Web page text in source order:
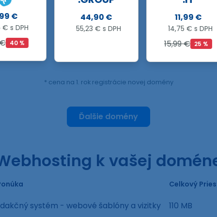
55,23 € s DPH 14,75 € s DPH
25 %
* cena na 1. rok registrácie novej domény
Ďalšie domény
k vašej
Celkový
systém - webové šablóny a vizitky 110 MB